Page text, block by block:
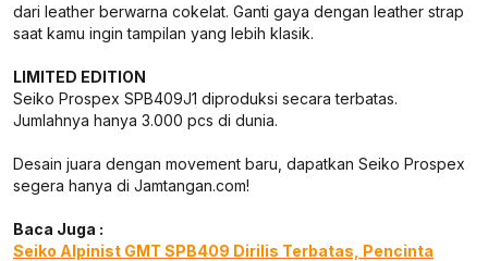
dari leather berwarna cokelat. Ganti gaya dengan leather strap
saat kamu ingin tampilan yang lebih klasik.
LIMITED EDITION
Seiko Prospex SPB409J1 diproduksi secara terbatas.
Jumlahnya hanya 3.000 pcs di dunia.
Desain juara dengan movement baru, dapatkan Seiko Prospex
segera hanya di Jamtangan.com!
Baca Juga :
Seiko Alpinist GMT SPB409 Dirilis Terbatas, Pencinta